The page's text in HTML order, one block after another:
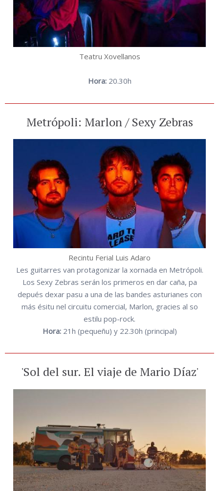
Teatru Xovellanos
Hora:20.30h
Metrópoli: Marlon / Sexy Zebras
Recintu Ferial Luis Adaro
Les guitarres van protagonizar la xornada en Metrópoli.
Los Sexy Zebras serán los primeros en dar caña, pa
depués dexar pasu a una de las bandes asturianes con
más ésitu nel circuitu comercial, Marlon, gracies al so
estilu pop-rock.
Hora:21h (pequeñu) y 22.30h (principal)
'Sol del sur. El viaje de Mario Díaz'